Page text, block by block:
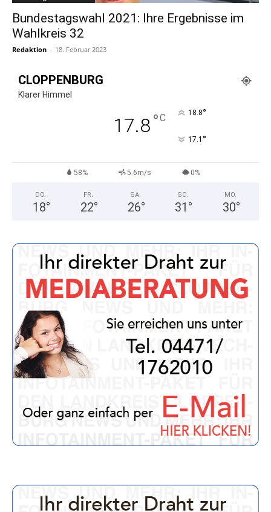
Bundestagswahl 2021: Ihre Ergebnisse im
Wahlkreis 32
Redaktion - 18. Februar 2023
CLOPPENBURG
Klarer Himmel
17.8°C 18.8°
17.1 °
58% 5.6m/s 0%
DO.
18°
FR.
22°
SA.
26°
SO.
31 °
MO.
30°